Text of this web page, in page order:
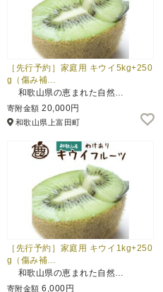
［先行予約］家庭用 キウイ5kg+250
g（傷み補…
和歌山県の恵まれた自然…
寄附金額 20,000円
和歌山県上富田町
［先行予約］家庭用 キウイ1kg+250
g（傷み補…
和歌山県の恵まれた自然…
寄附金額 6,000円